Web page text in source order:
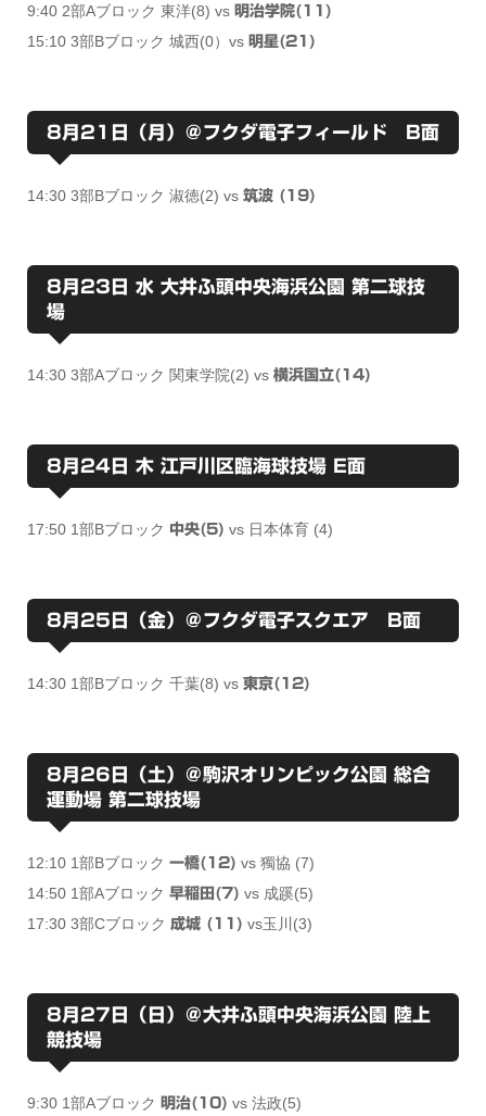
9:40 2部Aブロック 東洋(8) vs 明治学院(11)
15:10 3部Bブロック 城西(0）vs 明星(21)
8月21日（月）＠フクダ電子フィールド B面
14:30 3部Bブロック 淑徳(2) vs 筑波 (19)
8月23日 水 大井ふ頭中央海浜公園 第二球技
場
14:30 3部Aブロック 関東学院(2) vs 横浜国立(14)
8月24日 木 江戸川区臨海球技場 E面
17:50 1部Bブロック 中央(5) vs 日本体育 (4)
8月25日（金）＠フクダ電子スクエア B面
14:30 1部Bブロック 千葉(8) vs 東京(12)
8月26日（土）＠駒沢オリンピック公園 総合
運動場 第二球技場
12:10 1部Bブロック 一橋(12) vs 獨協 (7)
14:50 1部Aブロック 早稲田(7) vs 成蹊(5)
17:30 3部Cブロック 成城 (11) vs玉川(3)
8月27日（日）＠大井ふ頭中央海浜公園 陸上
競技場
9:30 1部Aブロック 明治(10) vs 法政(5)